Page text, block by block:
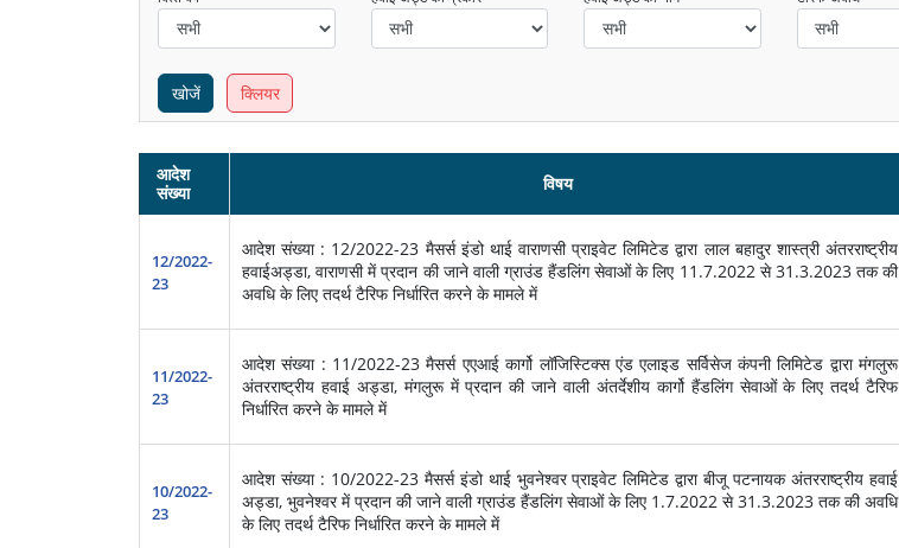
खोजें क्लियर
आदेश
संख्या
विषय
12/2022-
23
आदेश संख्या : 12/2022-23 मैसर्स इंडो थाई वाराणसी प्राइवेट लिमिटेड द्वारा लाल बहादुर शास्त्री अंतरराष्ट्रीय
हवाईअड्डा, वाराणसी में प्रदान की जाने वाली ग्राउंड हैंडलिंग सेवाओं के लिए 11.7.2022 से 31.3.2023 तक की
अवधि के लिए तदर्थ टैरिफ निर्धारित करने के मामले में
11/2022-
23
आदेश संख्या : 11/2022-23 मैसर्स एएआई कार्गो लॉजिस्टिक्स एंड एलाइड सर्विसेज कंपनी लिमिटेड द्वारा मंगलुरू
अंतरराष्ट्रीय हवाई अड्डा, मंगलुरू में प्रदान की जाने वाली अंतर्देशीय कार्गो हैंडलिंग सेवाओं के लिए तदर्थ टैरिफ
निर्धारित करने के मामले में
10/2022-
23
आदेश संख्या : 10/2022-23 मैसर्स इंडो थाई भुवनेश्वर प्राइवेट लिमिटेड द्वारा बीजू पटनायक अंतरराष्ट्रीय हवाई
अड्डा, भुवनेश्वर में प्रदान की जाने वाली ग्राउंड हैंडलिंग सेवाओं के लिए 1.7.2022 से 31.3.2023 तक की अवधि
के लिए तदर्थ टैरिफ निर्धारित करने के मामले में